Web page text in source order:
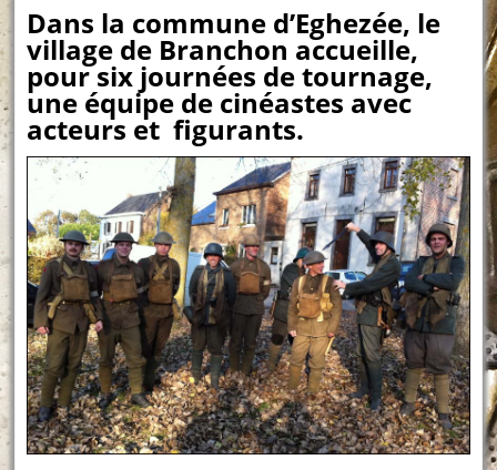
Dans la commune d’Eghezée, le
village de Branchon accueille,
pour six journées de tournage,
une équipe de cinéastes avec
acteurs et figurants.